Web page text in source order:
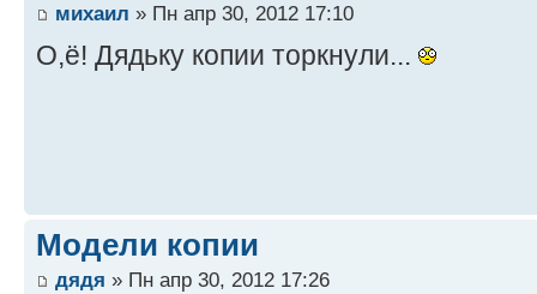
михаил » Пн апр 30, 2012 17:10
О,ё! Дядьку копии торкнули...
Модели копии
дядя » Пн апр 30, 2012 17:26